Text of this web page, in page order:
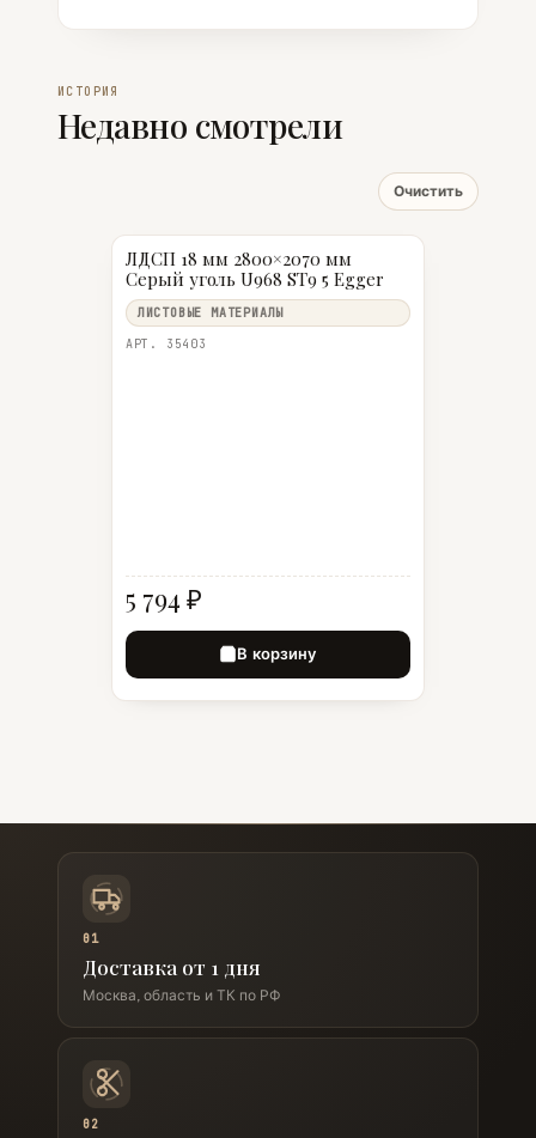
ИСТОРИЯ
Недавно смотрели
Очистить
ЛДСП 18 мм 2800×2070 мм
Серый уголь U968 ST9 5 Egger
ЛИСТОВЫЕ МАТЕРИАЛЫ
АРТ. 35403
5 794 ₽
В корзину
01
Доставка от 1 дня
Москва, область и ТК по РФ
02